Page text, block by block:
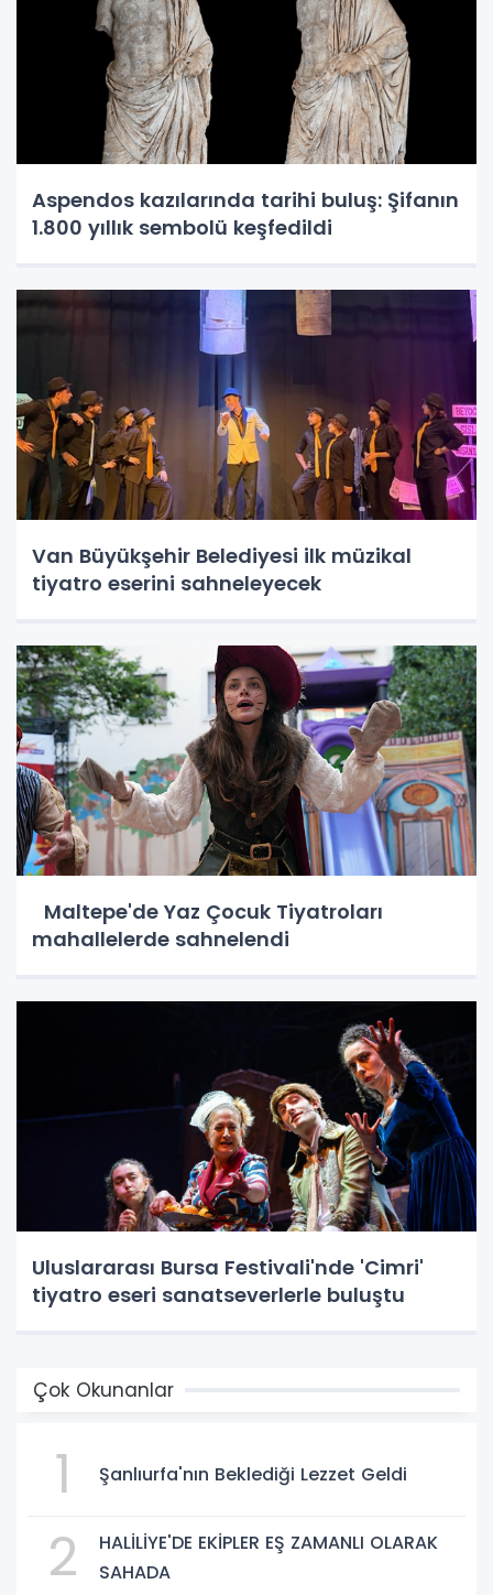
Aspendos kazılarında tarihi buluş: Şifanın
1.800 yıllık sembolü keşfedildi
Van Büyükşehir Belediyesi ilk müzikal
tiyatro eserini sahneleyecek
Maltepe'de Yaz Çocuk Tiyatroları
mahallelerde sahnelendi
Uluslararası Bursa Festivali'nde 'Cimri'
tiyatro eseri sanatseverlerle buluştu
Çok Okunanlar
1 Şanlıurfa'nın Beklediği Lezzet Geldi
2
HALİLİYE'DE EKİPLER EŞ ZAMANLI OLARAK
SAHADA